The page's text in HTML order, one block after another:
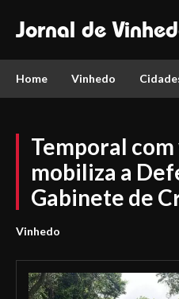
Jornal de
Home Vinhedo
Temporal
mobiliza a
Gabinete de
Vinhedo